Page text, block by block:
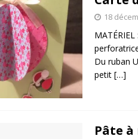
18
Du ruban
petit […]
Pâte